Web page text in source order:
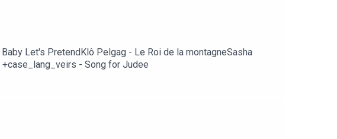
Let's PretendKlô Pelgag - Le Roi de la montagneSasha
+case_lang_veirs - Song for Judee